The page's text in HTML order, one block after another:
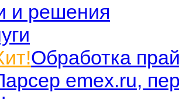
и решения
Обработка
emex.ru,